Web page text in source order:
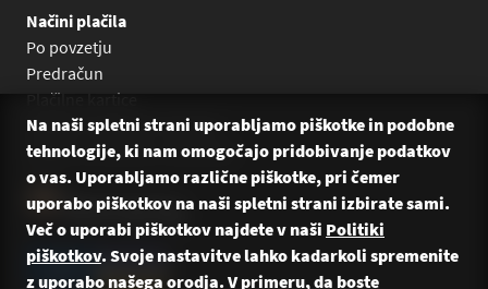
Načini plačila
Po povzetju
Predračun
Plačilne kartice
Plačilo na obroke Leanpay
Plačilo na obroke s karticami
Na naši spletni strani uporabljamo piškotke in podobne
tehnologije, ki nam omogočajo pridobivanje podatkov
o vas. Uporabljamo različne piškotke, pri čemer
uporabo piškotkov na naši spletni strani izbirate sami.
Več o uporabi piškotkov najdete v naši Politiki
piškotkov. Svoje nastavitve lahko kadarkoli spremenite
z uporabo našega orodja. V primeru, da boste